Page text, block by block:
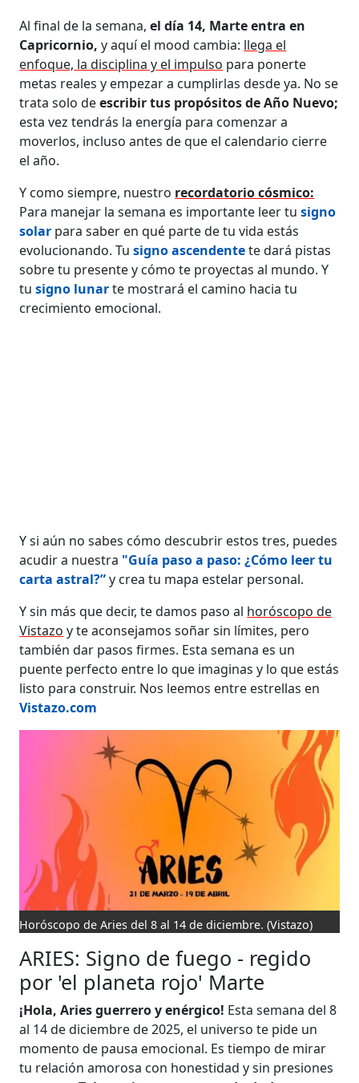
Al final de la semana,el día 14, Marte entra en
Capricornio,y aquí el mood cambia: llega el
enfoque, la disciplina y el impulso para ponerte
metas reales y empezar a cumplirlas desde ya. No se
trata solo deescribir tus propósitos de Año Nuevo;
esta vez tendrás la energía para comenzar a
moverlos, incluso antes de que el calendario cierre
el año.
Y como siempre, nuestro recordatorio cósmico:
Para manejar la semana es importante leer tusigno
solar para saber en qué parte de tu vida estás
evolucionando. Tusigno ascendentete dará pistas
sobre tu presente y cómo te proyectas al mundo. Y
tusigno lunarte mostrará el camino hacia tu
crecimiento emocional.
Y si aún no sabes cómo descubrir estos tres, puedes
acudir a nuestra "Guía paso a paso: ¿Cómo leer tu
carta astral?”y crea tu mapa estelar personal.
Y sin más que decir, te damos paso al horóscopo de
Vistazo y te aconsejamos soñar sin límites, pero
también dar pasos firmes. Esta semana es un
puente perfecto entre lo que imaginas y lo que estás
listo para construir. Nos leemos entre estrellas en
Vistazo.com
Horóscopo de Aries del 8 al 14 de diciembre. (Vistazo)
ARIES: Signo de fuego - regido
por 'el planeta rojo' Marte
¡Hola, Aries guerrero y enérgico! Esta semana del 8
al 14 de diciembre de 2025, el universo te pide un
momento de pausa emocional. Es tiempo de mirar
tu relación amorosa con honestidad y sin presiones